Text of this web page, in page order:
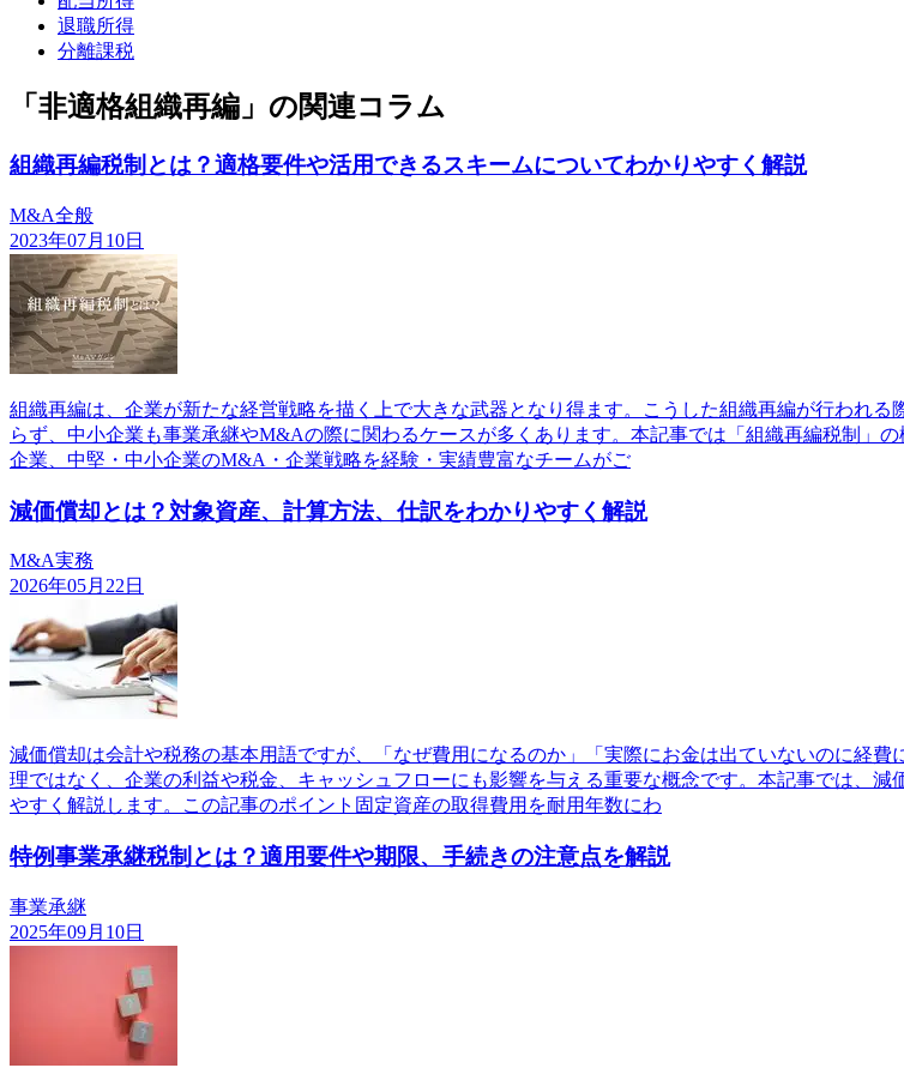
退職所得
分離課税
「非適格組織再編」の関連コラム
組織再編税制とは？適格要件や活用できるスキームについてわかりやすく解説
M&A全般
2023年07月10日
組織再編は、企業が新たな経営戦略を描く上で大きな武器となり得ます。こうした組織再編が行われ
らず、中小企業も事業承継やM&Aの際に関わるケースが多くあります。本記事では「組織再編税制」
企業、中堅・中小企業のM&A・企業戦略を経験・実績豊富なチームがご
減価償却とは？対象資産、計算方法、仕訳をわかりやすく解説
M&A実務
2026年05月22日
減価償却は会計や税務の基本用語ですが、「なぜ費用になるのか」「実際にお金は出ていないのに経
理ではなく、企業の利益や税金、キャッシュフローにも影響を与える重要な概念です。本記事では、
やすく解説します。この記事のポイント固定資産の取得費用を耐用年数にわ
特例事業承継税制とは？適用要件や期限、手続きの注意点を解説
事業承継
2025年09月10日